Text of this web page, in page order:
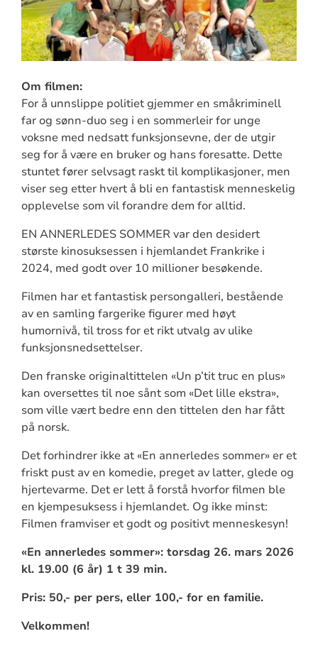
Om filmen:
For å unnslippe politiet gjemmer en småkriminell
far og sønn-duo seg i en sommerleir for unge
voksne med nedsatt funksjonsevne, der de utgir
seg for å være en bruker og hans foresatte. Dette
stuntet fører selvsagt raskt til komplikasjoner, men
viser seg etter hvert å bli en fantastisk menneskelig
opplevelse som vil forandre dem for alltid.
EN ANNERLEDES SOMMER var den desidert
største kinosuksessen i hjemlandet Frankrike i
2024, med godt over 10 millioner besøkende.
Filmen har et fantastisk persongalleri, bestående
av en samling fargerike figurer med høyt
humornivå, til tross for et rikt utvalg av ulike
funksjonsnedsettelser.
Den franske originaltittelen «Un p’tit truc en plus»
kan oversettes til noe sånt som «Det lille ekstra»,
som ville vært bedre enn den tittelen den har fått
på norsk.
Det forhindrer ikke at «En annerledes sommer» er et
friskt pust av en komedie, preget av latter, glede og
hjertevarme. Det er lett å forstå hvorfor filmen ble
en kjempesuksess i hjemlandet. Og ikke minst:
Filmen framviser et godt og positivt menneskesyn!
«En annerledes sommer»: torsdag 26. mars 2026
kl. 19.00 (6 år) 1 t 39 min.
Pris: 50,- per pers, eller 100,- for en familie.
Velkommen!